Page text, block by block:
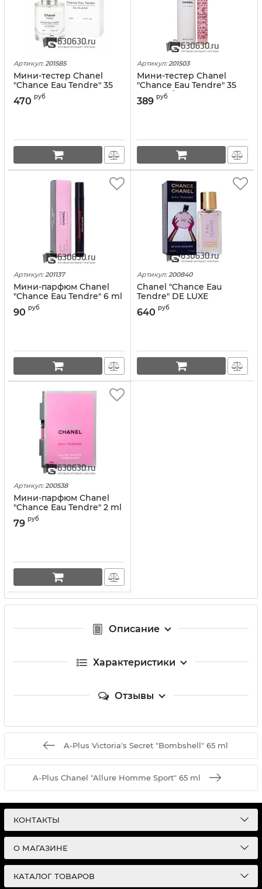
Артикул: 201585
Мини-тестер Chanel
"Chance Eau Tendre" 35
470 руб
Артикул: 201503
Мини-тестер Chanel
"Chance Eau Tendre" 35
ml (в тубе)
389 руб
Артикул: 201137
Мини-парфюм Chanel
"Chance Eau Tendre" 6 ml
90 руб
Артикул: 200840
Chanel "Chance Eau
Tendre" DE LUXE
COLLECTION 55 ml
640 руб
Артикул: 200538
Мини-парфюм Chanel
"Chance Eau Tendre" 2 ml
79 руб
Описание
Характеристики
Отзывы
A-Plus Victoria's Secret "Bombshell" 65 ml
A-Plus Chanel "Allure Homme Sport" 65 ml
КОНТАКТЫ
О МАГАЗИНЕ
КАТАЛОГ ТОВАРОВ